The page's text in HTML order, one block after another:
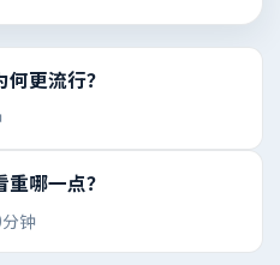
更流行？
哪一点？
钟